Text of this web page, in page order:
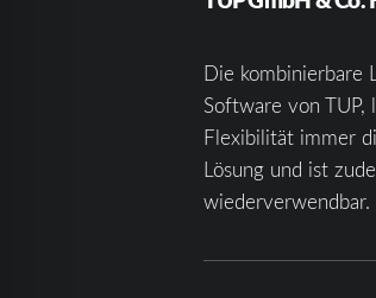
Die kombinierbare
Software von
Flexibilität immer
Lösung und ist
wiederverwendbar.